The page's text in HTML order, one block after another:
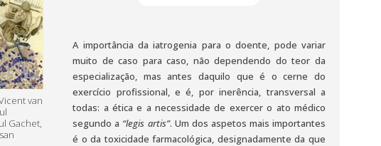
van
Gachet,
A importância da iatrogenia para o doente, pode variar
muito de caso para caso, não dependendo do teor da
especialização, mas antes daquilo que é o cerne do
exercício profissional, e é, por inerência, transversal a
todas: a ética e a necessidade de exercer o ato médico
segundo a “legis artis”. Um dos aspetos mais importantes
é o da toxicidade farmacológica, designadamente da que